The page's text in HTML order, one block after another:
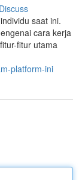
Discuss
saat ini.
cara kerja
fitur utama
platform-ini